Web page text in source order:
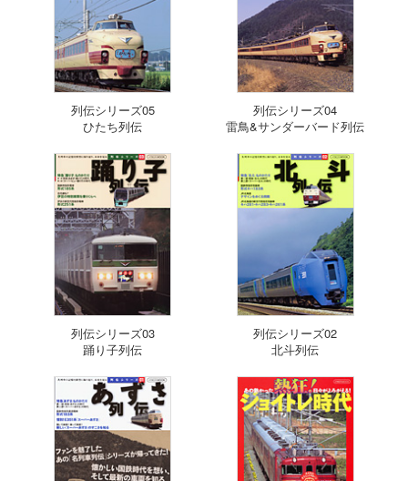
列伝シリーズ05
ひたち列伝
列伝シリーズ04
雷鳥&サンダーバード列伝
列伝シリーズ03
踊り子列伝
列伝シリーズ02
北斗列伝